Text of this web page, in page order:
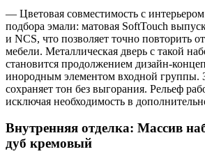
— Цветовая совместимость с интерьером
подбора эмали: матовая SoftTouch
и NCS, что позволяет точно повторить
мебели. Металлическая дверь с такой
становится продолжением дизайн-
инородным элементом входной группы.
сохраняет тон без выгорания. Рельеф
исключая необходимость в
Внутренняя отделка: Массив
дуб кремовый